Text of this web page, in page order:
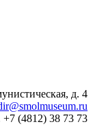
д. 4
+7 (4812) 38 73 73